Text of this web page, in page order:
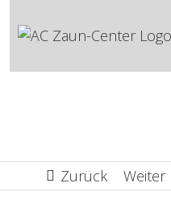
Zurück Weiter